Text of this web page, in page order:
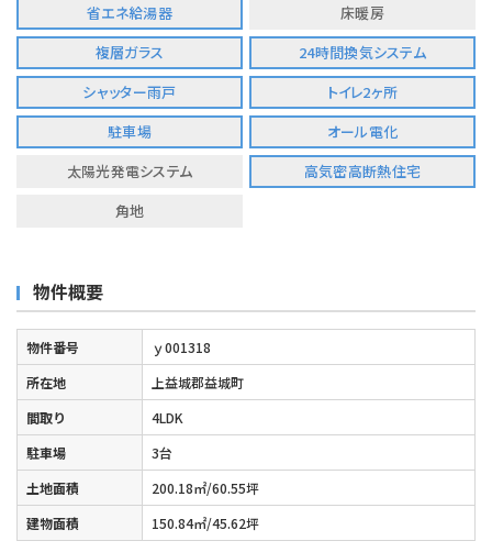
省エネ給湯器
床暖房
複層ガラス
24時間換気システム
シャッター雨戸
トイレ2ヶ所
駐車場
オール電化
太陽光発電システム
高気密高断熱住宅
角地
物件概要
物件番号
ｙ001318
所在地
上益城郡益城町
間取り
4LDK
駐車場
3台
土地面積
200.18㎡/60.55坪
建物面積
150.84㎡/45.62坪